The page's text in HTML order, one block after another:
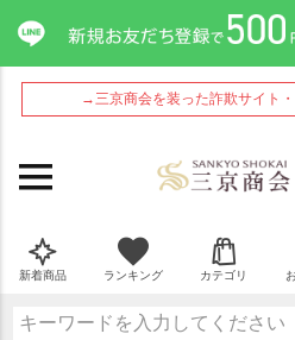
→三京商会を装った詐欺サイト
新着商品 ランキング カテゴリ